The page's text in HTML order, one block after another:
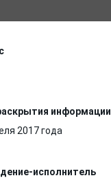
информации
2017 года
исполнитель